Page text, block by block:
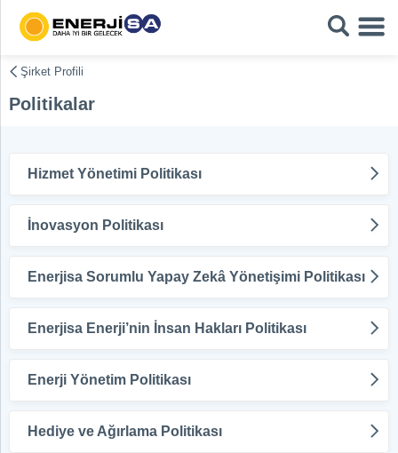
Şirket Profili
Politikalar
Hizmet Yönetimi Politikası
İnovasyon Politikası
Enerjisa Sorumlu Yapay Zekâ Yönetişimi Politikası
Enerjisa Enerji’nin İnsan Hakları Politikası
Enerji Yönetim Politikası
Hediye ve Ağırlama Politikası